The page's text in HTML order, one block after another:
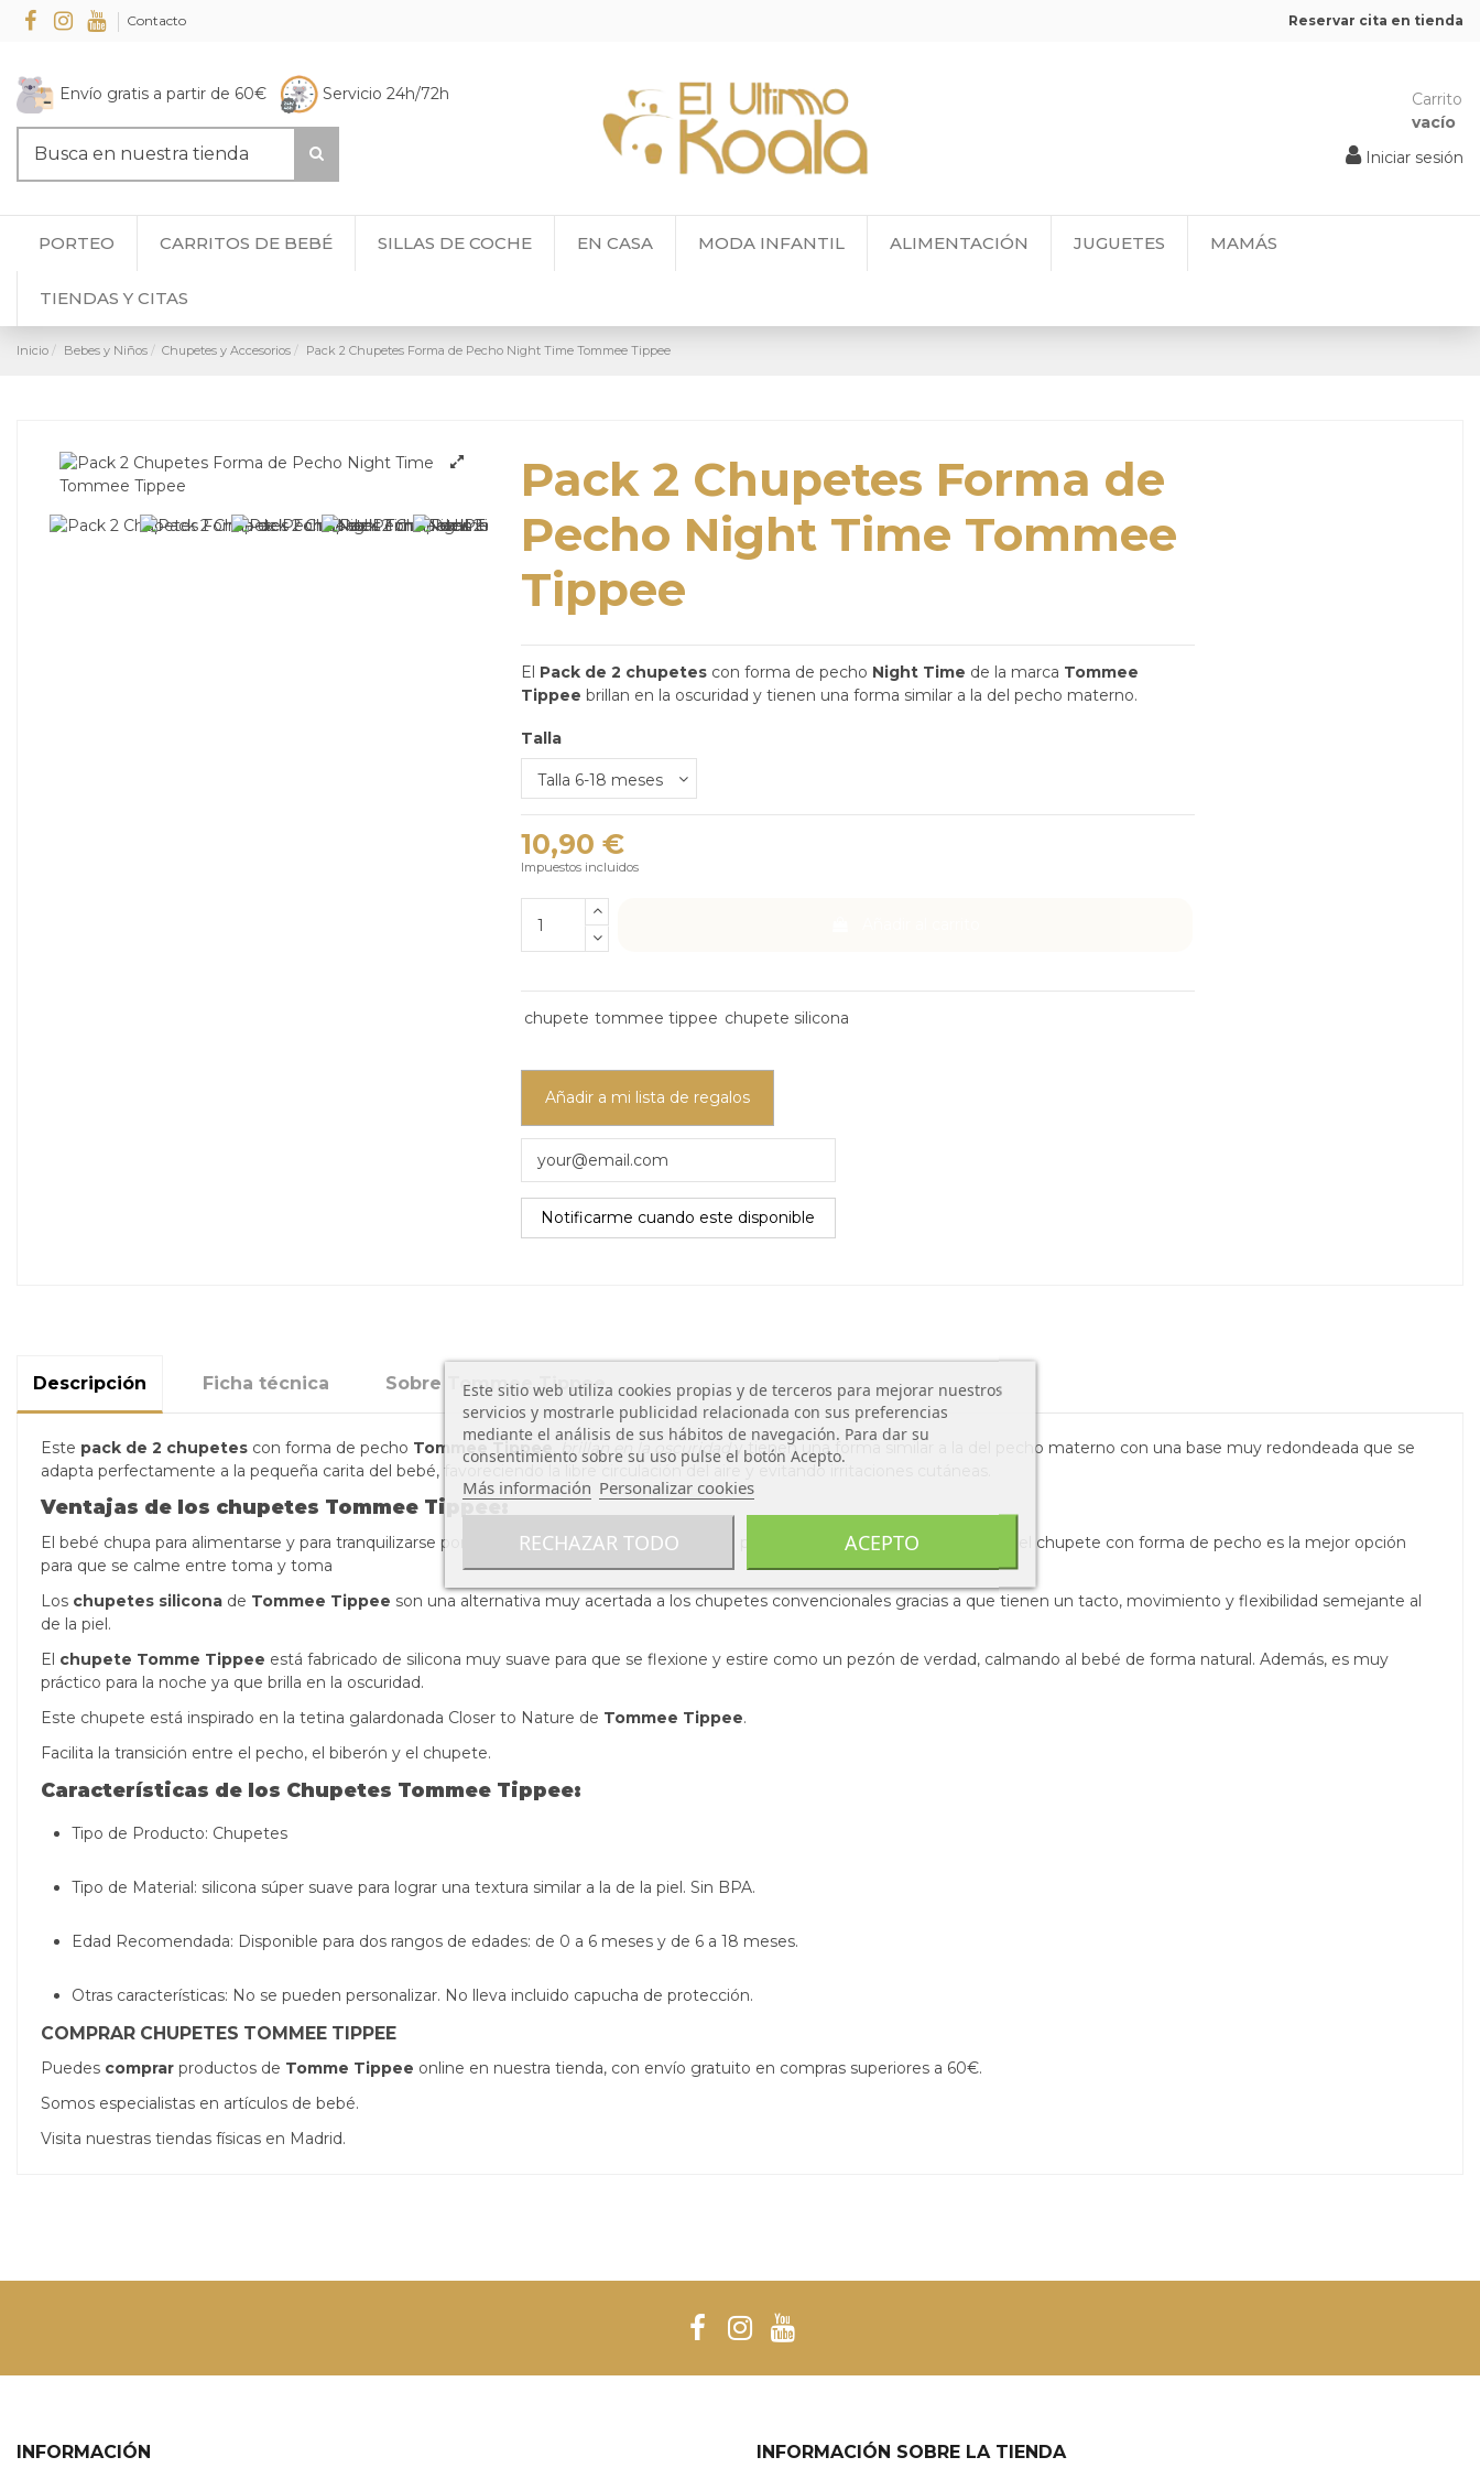
Contacto Reservar cita en tienda
Envío gratis a partir de 60€ Servicio 24h/72h
Carrito
vacío
Iniciar sesión
PORTEO CARRITOS DE BEBÉ SILLAS DE COCHE EN CASA MODA INFANTIL ALIMENTACIÓN JUGUETES MAMÁS
TIENDAS Y CITAS
Inicio Bebes y Niños Chupetes y Accesorios Pack 2 Chupetes Forma de Pecho Night Time Tommee Tippee
Pack 2 Chupetes Forma de
Pecho Night Time Tommee
Tippee
El Pack de 2 chupetescon forma de pecho Night Time de la marca Tommee
Tippee brillan en la oscuridad y tienen una forma similar a la del pecho materno.
Talla
10,90 €
Impuestos incluidos
chupete tommee tippee chupete silicona
Añadir a mi lista de regalos
Descripción Ficha técnica Sobre Tommee Tippee
Este pack de 2 chupetes con forma de pecho Tommee Tippee brillan en la oscuridad
y tienen una forma similar a la del pecho materno con una base muy redondeada que se
adapta perfectamente a la pequeña carita del bebé, favoreciendo la libre circulación del aire y evitando irritaciones cutáneas.
Ventajas de los chupetes Tommee Tippee:
El bebé chupa para alimentarse y para tranquilizarse porque es un reflejo natural. Cuando el pecho de mamá no está disponible, el chupete con forma de pecho es la mejor opción
para que se calme entre toma y toma
Los chupetes silicona de Tommee Tippee son una alternativa muy acertada a los chupetes convencionales gracias a que tienen un tacto, movimiento y flexibilidad semejante al
de la piel.
El chupete Tomme Tippee está fabricado de silicona muy suave para que se flexione y estire como un pezón de verdad, calmando al bebé de forma natural. Además, es muy
práctico para la noche ya que brilla en la oscuridad.
Este chupete está inspirado en la tetina galardonada Closer to Nature de Tommee Tippee.
Facilita la transición entre el pecho, el biberón y el chupete.
Características de los Chupetes Tommee Tippee:
Tipo de Producto: Chupetes
Tipo de Material: silicona súper suave para lograr una textura similar a la de la piel. Sin BPA.
Edad Recomendada: Disponible para dos rangos de edades: de 0 a 6 meses y de 6 a 18 meses.
Otras características: No se pueden personalizar. No lleva incluido capucha de protección.
COMPRAR CHUPETES TOMMEE TIPPEE
Puedes comprar productos de Tomme Tippee online en nuestra tienda, con envío gratuito en compras superiores a 60€.
Somos especialistas en artículos de bebé.
Visita nuestras tiendas físicas en Madrid.
INFORMACIÓN INFORMACIÓN SOBRE LA TIENDA
Este sitio web utiliza cookies propias y de terceros para mejorar nuestros
servicios y mostrarle publicidad relacionada con sus preferencias
mediante el análisis de sus hábitos de navegación. Para dar su
consentimiento sobre su uso pulse el botón Acepto.
Más información Personalizar cookies
RECHAZAR TODO ACEPTO